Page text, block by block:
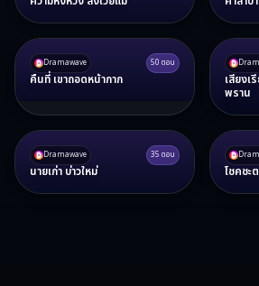
Dramawave 50 ตอน
คืนที่ เขาถอดหน้ากาก
เสียงเ
พราน
Dramawave 35 ตอน
นายเก่า บ่าวใหม่ โชคชะ